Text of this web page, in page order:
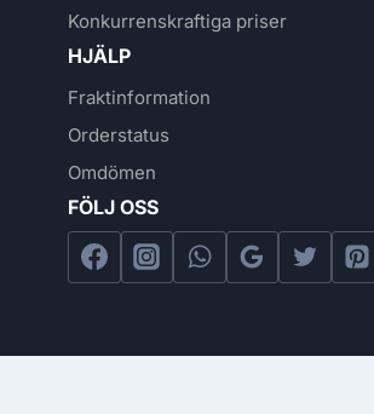
Konkurrenskraftiga priser
HJÄLP
Fraktinformation
Orderstatus
Omdömen
FÖLJ OSS